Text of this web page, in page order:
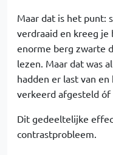
Maar dat is het punt:
verdraaid en kreeg je
enorme berg zwarte
lezen. Maar dat was
hadden er last van
verkeerd afgesteld óf
Dit gedeeltelijke
contrastprobleem.